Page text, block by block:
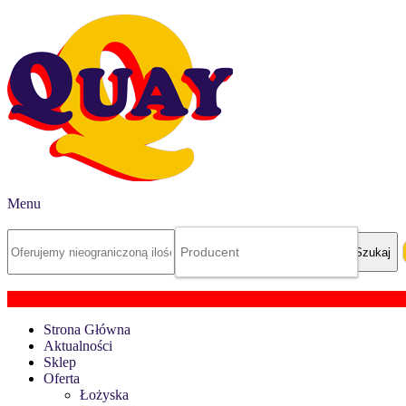
Menu
Strona Główna
Aktualności
Sklep
Oferta
Łożyska